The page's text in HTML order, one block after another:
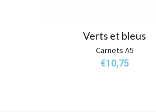
Verts et bleus
Carnets A5
€10,75